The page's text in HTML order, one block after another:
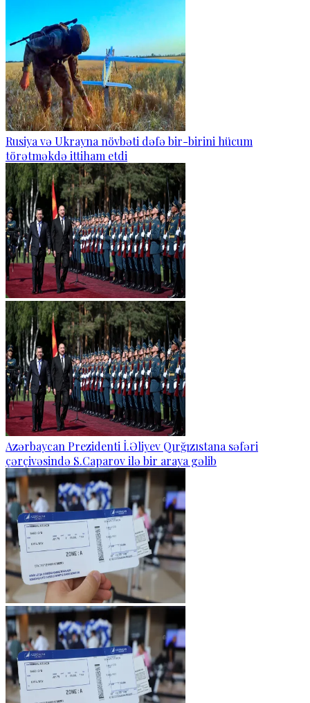
Rusiya və Ukrayna növbəti dəfə bir-birini hücum
törətməkdə ittiham etdi
Azərbaycan Prezidenti İ.Əliyev Qırğızıstana səfəri
çərçivəsində S.Caparov ilə bir araya gəlib